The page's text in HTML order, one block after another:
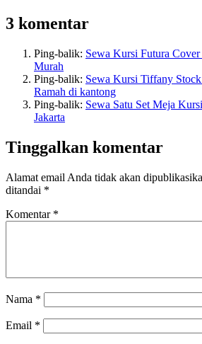
3 komentar
Ping-balik: Sewa Kursi Futura
Murah
Ping-balik: Sewa Kursi Tiffany
Ramah di kantong
Ping-balik: Sewa Satu Set Meja
Jakarta
Tinggalkan komentar
Alamat email Anda tidak akan
ditandai *
Komentar *
Nama *
Email *